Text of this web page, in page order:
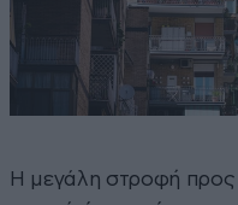
Η μεγάλη στροφή προς